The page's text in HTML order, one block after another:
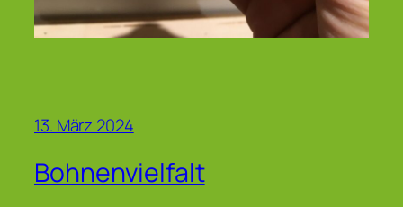
13. März 2024
Bohnenvielfalt